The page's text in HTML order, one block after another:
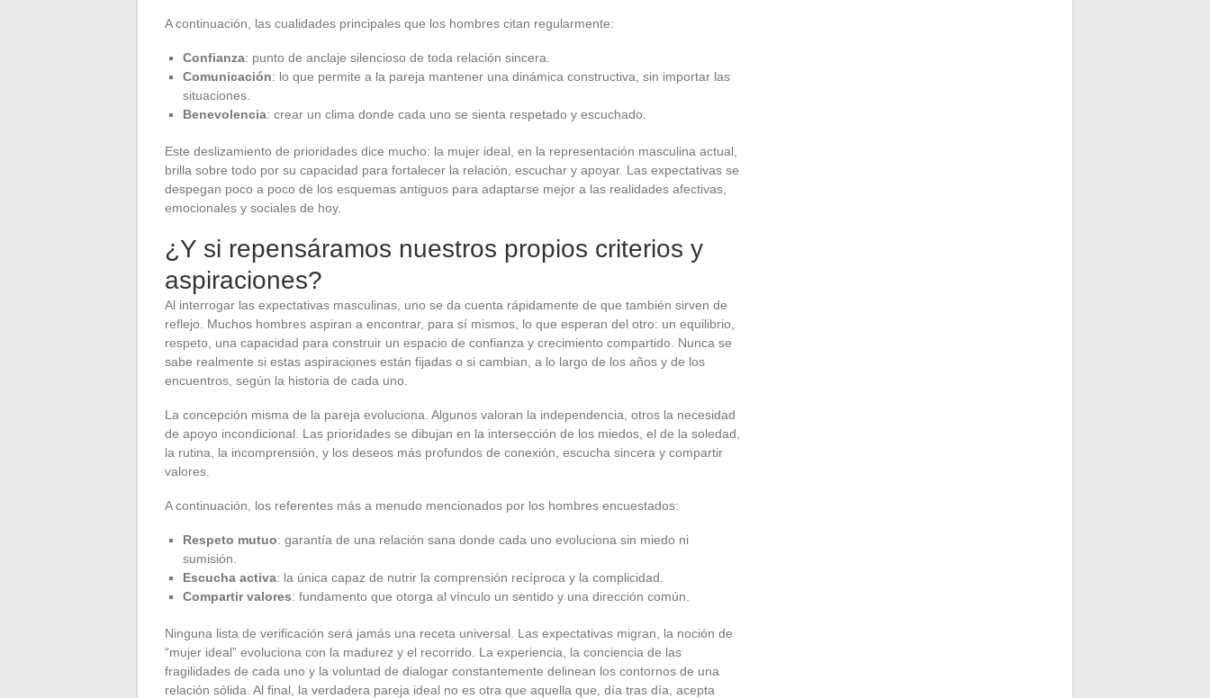
A continuación, las cualidades principales que los hombres citan regularmente:
Confianza: punto de anclaje silencioso de toda relación sincera.
Comunicación: lo que permite a la pareja mantener una dinámica constructiva, sin importar las
situaciones.
Benevolencia: crear un clima donde cada uno se sienta respetado y escuchado.
Este deslizamiento de prioridades dice mucho: la mujer ideal, en la representación masculina actual,
brilla sobre todo por su capacidad para fortalecer la relación, escuchar y apoyar. Las expectativas se
despegan poco a poco de los esquemas antiguos para adaptarse mejor a las realidades afectivas,
emocionales y sociales de hoy.
¿Y si repensáramos nuestros propios criterios y
aspiraciones?
Al interrogar las expectativas masculinas, uno se da cuenta rápidamente de que también sirven de
reflejo. Muchos hombres aspiran a encontrar, para sí mismos, lo que esperan del otro: un equilibrio,
respeto, una capacidad para construir un espacio de confianza y crecimiento compartido. Nunca se
sabe realmente si estas aspiraciones están fijadas o si cambian, a lo largo de los años y de los
encuentros, según la historia de cada uno.
La concepción misma de la pareja evoluciona. Algunos valoran la independencia, otros la necesidad
de apoyo incondicional. Las prioridades se dibujan en la intersección de los miedos, el de la soledad,
la rutina, la incomprensión, y los deseos más profundos de conexión, escucha sincera y compartir
valores.
A continuación, los referentes más a menudo mencionados por los hombres encuestados:
Respeto mutuo: garantía de una relación sana donde cada uno evoluciona sin miedo ni
sumisión.
Escucha activa: la única capaz de nutrir la comprensión recíproca y la complicidad.
Compartir valores: fundamento que otorga al vínculo un sentido y una dirección común.
Ninguna lista de verificación será jamás una receta universal. Las expectativas migran, la noción de
“mujer ideal” evoluciona con la madurez y el recorrido. La experiencia, la conciencia de las
fragilidades de cada uno y la voluntad de dialogar constantemente delinean los contornos de una
relación sólida. Al final, la verdadera pareja ideal no es otra que aquella que, día tras día, acepta